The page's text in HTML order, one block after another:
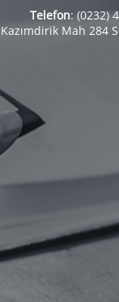
Telefon: (0232)
Kazımdirik Mah